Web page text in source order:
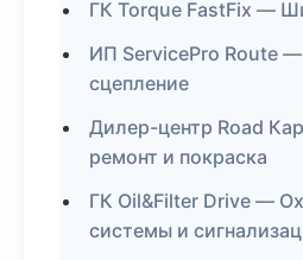
ГК Torque FastFix —
ИП ServicePro Route
сцепление
Дилер-центр Road
ремонт и покраска
ГК Oil&Filter Drive —
системы и